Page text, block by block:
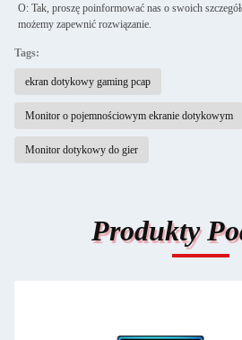
O: Tak, proszę poinformować nas o swoich
możemy zapewnić rozwiązanie.
Tags:
ekran dotykowy gaming pcap
Monitor o pojemnościowym ekranie dotykowym
Monitor dotykowy do gier
Produkty